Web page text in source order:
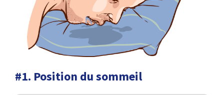
#1. Position du sommeil